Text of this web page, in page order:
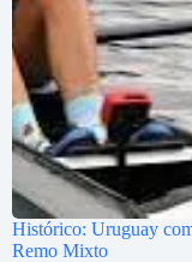
Histórico: Uruguay
Remo Mixto